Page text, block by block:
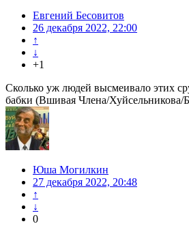
Евгений Бесовитов
26 декабря 2022, 22:00
↑
↓
+1
Сколько уж людей высмеивало этих
бабки (Вшивая Члена/Хуйсельникова/
Юша Могилкин
27 декабря 2022, 20:48
↑
↓
0